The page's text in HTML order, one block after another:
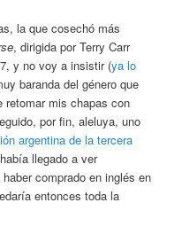
la que cosechó más
, dirigida por Terry Carr
y no voy a insistir (ya lo
baranda del género que
retomar mis chapas con
por fin, aleluya, uno
argentina de la tercera
llegado a ver
comprado en inglés en
entonces toda la